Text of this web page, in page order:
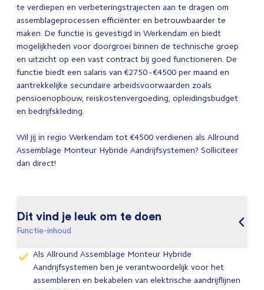
te verdiepen en verbeteringstrajecten aan te dragen om
assemblageprocessen efficiënter en betrouwbaarder te
maken. De functie is gevestigd in Werkendam en biedt
mogelijkheden voor doorgroei binnen de technische groep
en uitzicht op een vast contract bij goed functioneren. De
functie biedt een salaris van €2750 - €4500 per maand en
aantrekkelijke secundaire arbeidsvoorwaarden zoals
pensioenopbouw, reiskostenvergoeding, opleidingsbudget
en bedrijfskleding.
Wil jij in regio Werkendam tot €4500 verdienen als Allround
Assemblage Monteur Hybride Aandrijfsystemen? Solliciteer
dan direct!
Dit vind je leuk om te doen
Functie-inhoud
Als Allround Assemblage Monteur Hybride
Aandrijfsystemen ben je verantwoordelijk voor het
assembleren en bekabelen van elektrische aandrijflijnen